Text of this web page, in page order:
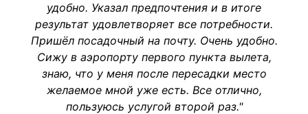
удобно. Указал предпочтения и в итоге
результат удовлетворяет все потребности.
Пришёл посадочный на почту. Очень удобно.
Сижу в аэропорту первого пункта вылета,
знаю, что у меня после пересадки место
желаемое мной уже есть. Все отлично,
пользуюсь услугой второй раз."